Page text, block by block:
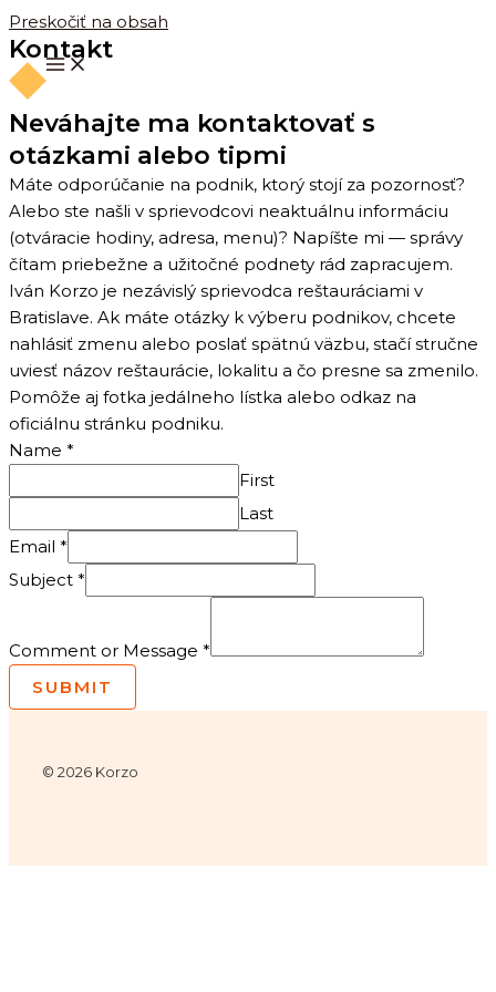
Preskočiť na obsah
Kontakt
Neváhajte ma kontaktovať s
otázkami alebo tipmi
Máte odporúčanie na podnik, ktorý stojí za pozornosť?
Alebo ste našli v sprievodcovi neaktuálnu informáciu
(otváracie hodiny, adresa, menu)? Napíšte mi — správy
čítam priebežne a užitočné podnety rád zapracujem.
Iván Korzo je nezávislý sprievodca reštauráciami v
Bratislave. Ak máte otázky k výberu podnikov, chcete
nahlásiť zmenu alebo poslať spätnú väzbu, stačí stručne
uviesť názov reštaurácie, lokalitu a čo presne sa zmenilo.
Pomôže aj fotka jedálneho lístka alebo odkaz na
oficiálnu stránku podniku.
Name *
First
Last
Email *
Subject *
Comment or Message *
SUBMIT
© 2026 Korzo